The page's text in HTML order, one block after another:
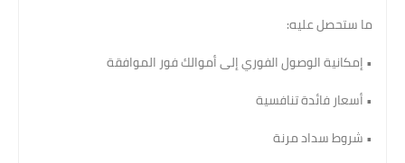
ما ستحصل عليه:
• إمكانية الوصول الفوري إلى أموالك فور الموافقة
• أسعار فائدة تنافسية
• شروط سداد مرنة